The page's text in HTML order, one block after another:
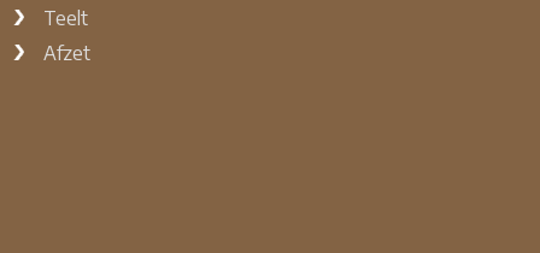
Teelt
Afzet